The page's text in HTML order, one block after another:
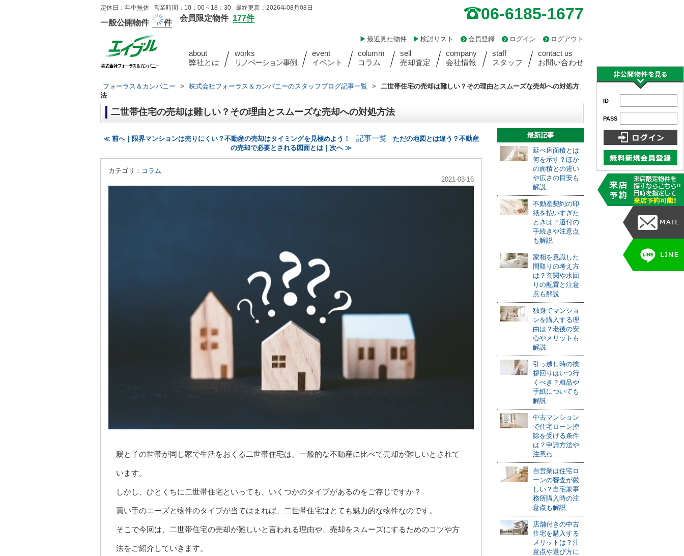
定休日：年中無休 営業時間：10：00～18：30 最終更新：2026年08月08日
一般公開物件 件
会員限定物件 177件 06-6185-1677
ログアウト
ログイン
会員登録
検討リスト
最近見た物件
about
弊社とは
works
リノベーション事例
event
イベント
columm
コラム
sell
売却査定
company
会社情報
staff
スタッフ
contact us
お問い合わせ
フォーラス＆カンパニー > 株式会社フォーラス＆カンパニーのスタッフブログ記事一覧 >
二世帯住宅の売却は難しい？その理由とスムーズな売却への対処方
法
二世帯住宅の売却は難しい？その理由とスムーズな売却への対処方法
≪ 前へ｜限界マンションは売りにくい？不動産の売却はタイミングを見極めよう！ 記事一覧
ただの地図とは違う？不動産
の売却で必要とされる図面とは｜次へ ≫
カテゴリ： コラム
2021-03-16
親と子の世帯が同じ家で生活をおくる二世帯住宅は、一般的な不動産に比べて売却が難しいとされて
います。
しかし、ひとくちに二世帯住宅といっても、いくつかのタイプがあるのをご存じですか？
買い手のニーズと物件のタイプが当てはまれば、二世帯住宅はとても魅力的な物件なのです。
そこで今回は、二世帯住宅の売却が難しいと言われる理由や、売却をスムーズにするためのコツや方
法をご紹介していきます。
最新記事
延べ床面積とは
何を示す？ほか
の面積との違い
や広さの目安も
解説
不動産契約の印
紙を払いすぎた
ときは？還付の
手続きや注意点
も解説
家相を意識した
間取りの考え方
は？玄関や水回
りの配置と注意
点も解説
独身でマンショ
ンを購入する理
由は？老後の安
心やメリットも
解説
引っ越し時の挨
拶回りはいつ行
くべき？粗品や
手紙についても
解説
中古マンション
で住宅ローン控
除を受ける条件
は？申請方法や
注意点...
自営業は住宅ロ
ーンの審査が厳
しい？自宅兼事
務所購入時の注
意点も解説
店舗付きの中古
住宅を購入する
メリットは？注
意点や選び方に
ID
PASS